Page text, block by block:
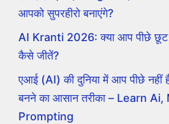
आपको सुपरहीरो बनाएंगे?
AI Kranti 2026: क्या आप पीछे
कैसे जीतें?
एआई (AI) की दुनिया में आप पीछे नहीं
बनने का आसान तरीका – Learn
Prompting